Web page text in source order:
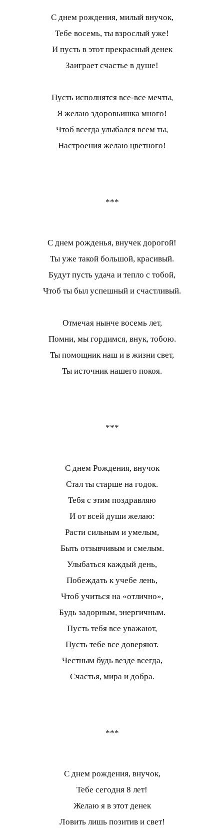
С днем рождения, милый внучок,
Тебе восемь, ты взрослый уже!
И пусть в этот прекрасный денек
Заиграет счастье в душе!
Пусть исполнятся все-все мечты,
Я желаю здоровьишка много!
Чтоб всегда улыбался всем ты,
Настроения желаю цветного!
***
С днем рожденья, внучек дорогой!
Ты уже такой большой, красивый.
Будут пусть удача и тепло с тобой,
Чтоб ты был успешный и счастливый.
Отмечая нынче восемь лет,
Помни, мы гордимся, внук, тобою.
Ты помощник наш и в жизни свет,
Ты источник нашего покоя.
***
С днем Рождения, внучок
Стал ты старше на годок.
Тебя с этим поздравляю
И от всей души желаю:
Расти сильным и умелым,
Быть отзывчивым и смелым.
Улыбаться каждый день,
Побеждать к учебе лень,
Чтоб учиться на «отлично»,
Будь задорным, энергичным.
Пусть тебя все уважают,
Пусть тебе все доверяют.
Честным будь везде всегда,
Счастья, мира и добра.
***
С днем рождения, внучок,
Тебе сегодня 8 лет!
Желаю я в этот денек
Ловить лишь позитив и свет!